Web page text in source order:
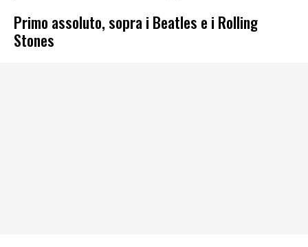
Primo assoluto, sopra i Beatles e i Rolling
Stones